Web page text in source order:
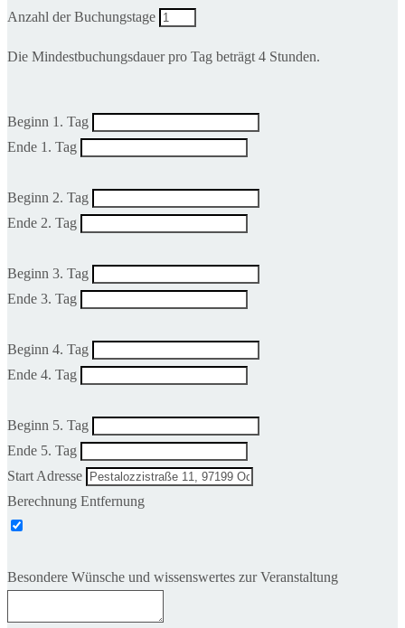
Anzahl der Buchungstage
Die Mindestbuchungsdauer pro Tag beträgt 4 Stunden.
Beginn 1. Tag
Ende 1. Tag
Beginn 2. Tag
Ende 2. Tag
Beginn 3. Tag
Ende 3. Tag
Beginn 4. Tag
Ende 4. Tag
Beginn 5. Tag
Ende 5. Tag
Start Adresse
Berechnung Entfernung
Besondere Wünsche und wissenswertes zur Veranstaltung